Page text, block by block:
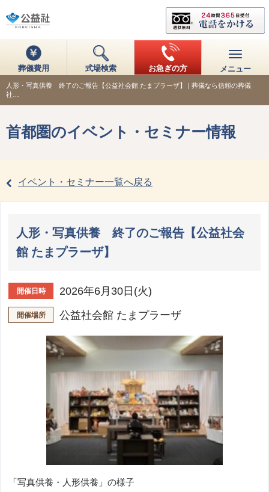
葬儀費用 式場検索 お急ぎの方 メニュー
人形・写真供養 終了のご報告【公益社会館 たまプラーザ】 | 葬儀なら信頼の葬儀
社…
首都圏のイベント・セミナー情報
イベント・セミナー一覧へ戻る
人形・写真供養 終了のご報告【公益社会
館 たまプラーザ】
開催日時 2026年6月30日(火)
開催場所 公益社会館 たまプラーザ
「写真供養・人形供養」の様子